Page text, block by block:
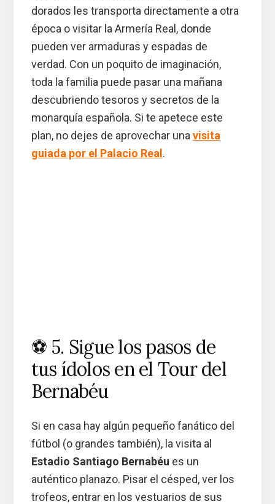
dorados les transporta directamente a otra
época o visitar la Armería Real, donde
pueden ver armaduras y espadas de
verdad. Con un poquito de imaginación,
toda la familia puede pasar una mañana
descubriendo tesoros y secretos de la
monarquía española. Si te apetece este
plan, no dejes de aprovechar una visita
guiada por el Palacio Real.
⚽ 5. Sigue los pasos de
tus ídolos en el Tour del
Bernabéu
Si en casa hay algún pequeño fanático del
fútbol (o grandes también), la visita al
Estadio Santiago Bernabéu es un
auténtico planazo. Pisar el césped, ver los
trofeos, entrar en los vestuarios de sus